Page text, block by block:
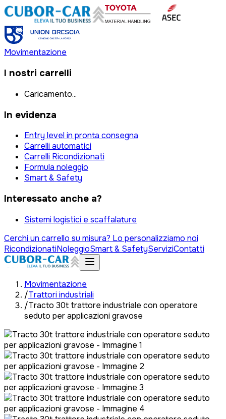
Movimentazione
I nostri carrelli
Caricamento...
In evidenza
Entry level in pronta consegna
Carrelli automatici
Carrelli Ricondizionati
Formula noleggio
Smart & Safety
Interessato anche a?
Sistemi logistici e scaffalature
Cerchi un carrello su misura? Lo personalizziamo noi
RicondizionatiNoleggioSmart & SafetyServiziContatti
Movimentazione
/Trattori industriali
/Tracto 30t trattore industriale con operatore
seduto per applicazioni gravose